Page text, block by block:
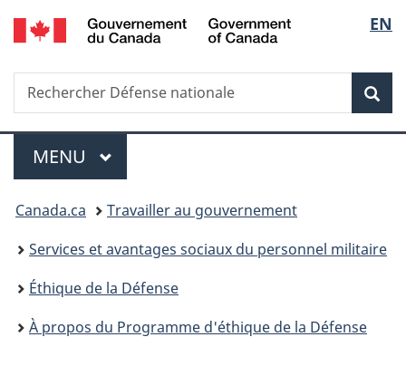
Passer
au
principal
Passer
à
Au
du
Passer
à
version
simplifiée
de
la
EN
Recherche
Rechercher
Défense
Menu
MENU PRINCIPAL
Vous
êtes
ici :
Canada.ca
Travailler au gouvernement
Services et avantages sociaux du personnel militaire
Éthique de la Défense
À propos du Programme d'éthique de la Défense